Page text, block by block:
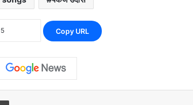
Copy URL
Print